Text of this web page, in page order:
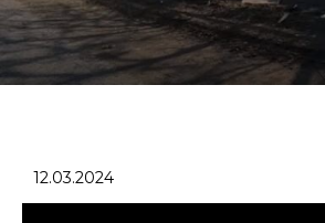
12.03.2024